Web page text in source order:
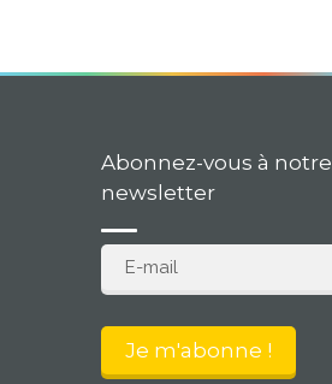
Abonnez-vous à notre
newsletter